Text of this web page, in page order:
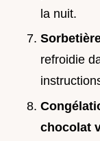
la nuit.
refroidie
chocolat